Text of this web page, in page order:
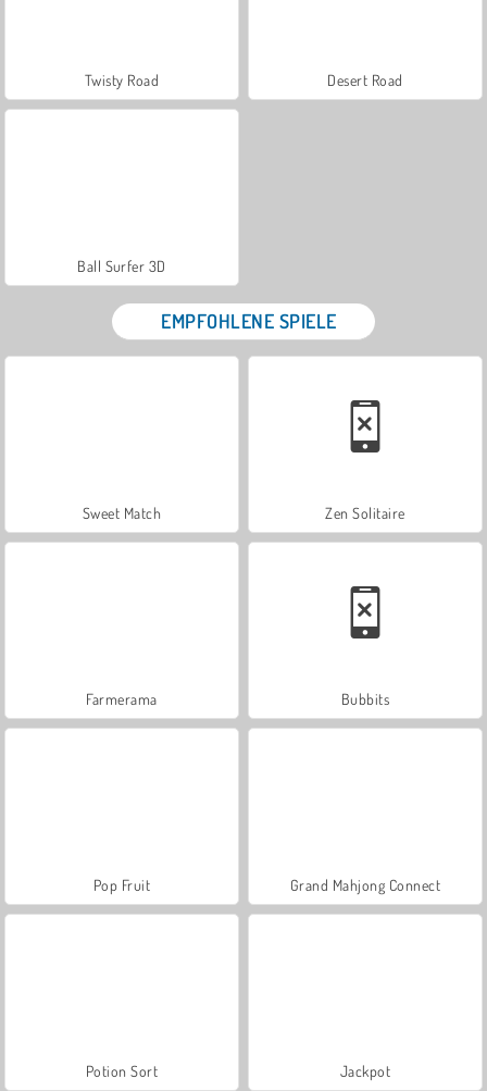
Twisty Road Desert Road
Ball Surfer 3D
EMPFOHLENE SPIELE
Sweet Match Zen Solitaire
Farmerama Bubbits
Pop Fruit Grand Mahjong Connect
Potion Sort Jackpot